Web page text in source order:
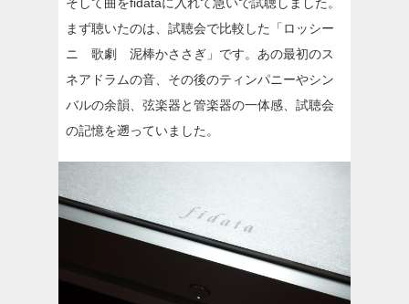
まず聴いたのは、試聴会で比較した「ロッシー
ニ 歌劇 泥棒かささぎ」です。あの最初のス
ネアドラムの音、その後のティンパニーやシン
バルの余韻、弦楽器と管楽器の一体感、試聴会
の記憶を遡っていました。